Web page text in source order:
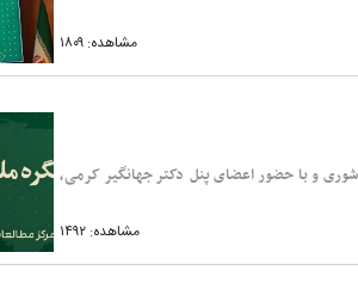
مشاهده: ۱۸۰۹
و با حضور اعضای پنل دکتر جهانگیر کرمی،
مشاهده: ۱۴۹۲